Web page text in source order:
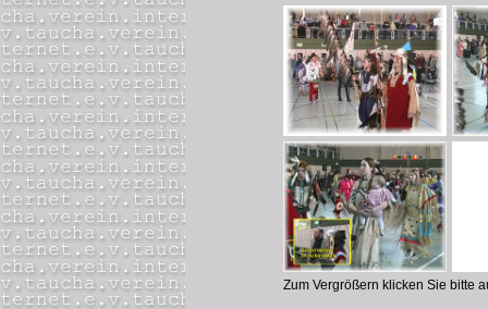
Zum Vergrößern klicken Sie bitte